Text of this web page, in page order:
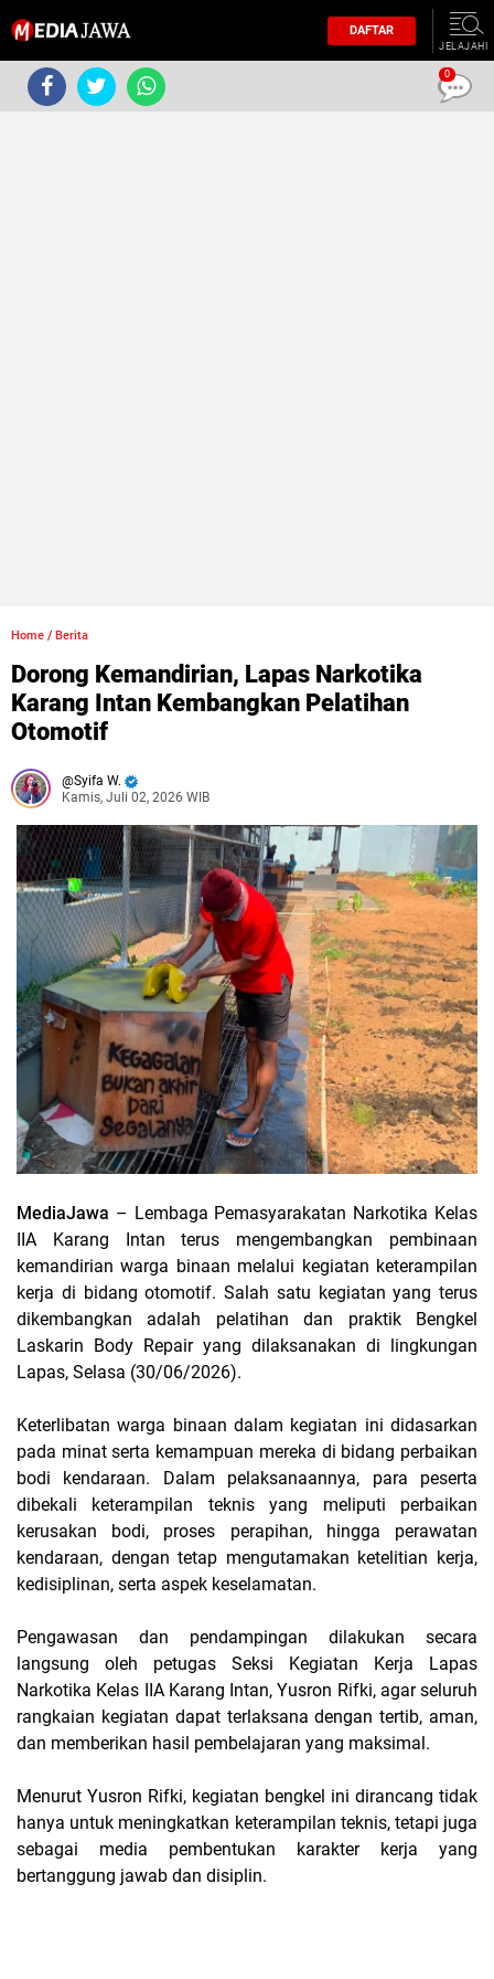
DAFTAR
JELAJAHI
Home / Berita
Dorong Kemandirian, Lapas Narkotika
Karang Intan Kembangkan Pelatihan
Otomotif
Syifa W.
Kamis, Juli 02, 2026 WIB
MediaJawa – Lembaga Pemasyarakatan Narkotika Kelas
IIA Karang Intan terus mengembangkan pembinaan
kemandirian warga binaan melalui kegiatan keterampilan
kerja di bidang otomotif. Salah satu kegiatan yang terus
dikembangkan adalah pelatihan dan praktik Bengkel
Laskarin Body Repair yang dilaksanakan di lingkungan
Lapas, Selasa (30/06/2026).
Keterlibatan warga binaan dalam kegiatan ini didasarkan
pada minat serta kemampuan mereka di bidang perbaikan
bodi kendaraan. Dalam pelaksanaannya, para peserta
dibekali keterampilan teknis yang meliputi perbaikan
kerusakan bodi, proses perapihan, hingga perawatan
kendaraan, dengan tetap mengutamakan ketelitian kerja,
kedisiplinan, serta aspek keselamatan.
Pengawasan dan pendampingan dilakukan secara
langsung oleh petugas Seksi Kegiatan Kerja Lapas
Narkotika Kelas IIA Karang Intan, Yusron Rifki, agar seluruh
rangkaian kegiatan dapat terlaksana dengan tertib, aman,
dan memberikan hasil pembelajaran yang maksimal.
Menurut Yusron Rifki, kegiatan bengkel ini dirancang tidak
hanya untuk meningkatkan keterampilan teknis, tetapi juga
sebagai media pembentukan karakter kerja yang
bertanggung jawab dan disiplin.
0